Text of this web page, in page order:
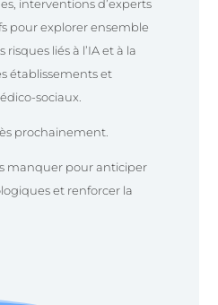
interventions d’experts
pour explorer ensemble
liés à l’IA et à la
établissements et
sociaux.
prochainement.
manquer pour anticiper
et renforcer la